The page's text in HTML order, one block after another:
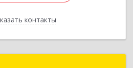
контакты
Назад